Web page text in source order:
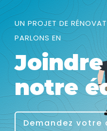
UN PROJET DE
PARLONS EN
Joindre
notre
Demandez